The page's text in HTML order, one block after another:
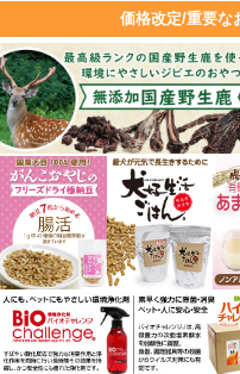
価格改定/重要な